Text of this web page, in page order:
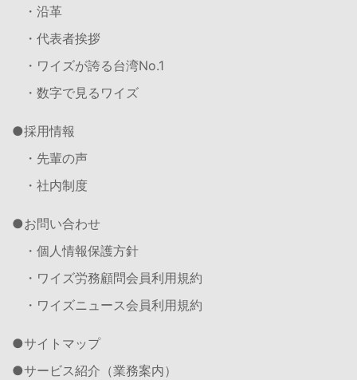
・沿革
・代表者挨拶
・ワイズが誇る台湾No.1
・数字で見るワイズ
採用情報
・先輩の声
・社内制度
お問い合わせ
・個人情報保護方針
・ワイズ労務顧問会員利用規約
・ワイズニュース会員利用規約
サイトマップ
サービス紹介（業務案内）